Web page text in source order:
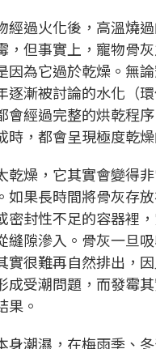
經過火化後，高溫燒
，但事實上，寵物骨
因為它過於乾燥。無
逐漸被討論的水化（
會經過完整的烘乾程
時，都會呈現極度乾燥
乾燥，它其實會變得
如果長時間將骨灰存
密封性不足的容器裡
縫隙滲入。骨灰一旦
實很難再自然排出，
成受潮問題，而發霉
果。
身潮濕，在梅雨季、